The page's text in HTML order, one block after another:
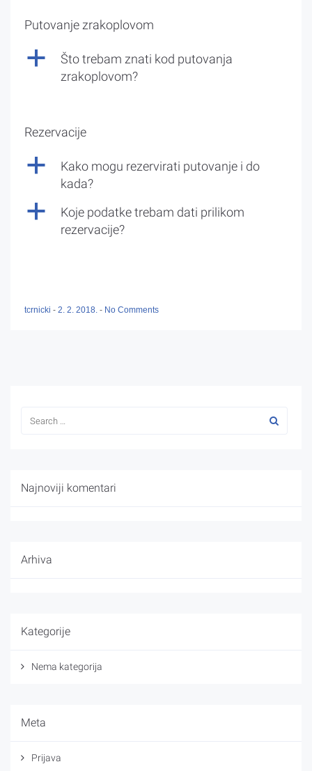
Putovanje zrakoplovom
a
Što trebam znati kod putovanja
zrakoplovom?
Rezervacije
a
Kako mogu rezervirati putovanje i do
kada?
a
Koje podatke trebam dati prilikom
rezervacije?
tcrnicki - 2. 2. 2018. - No Comments
Najnoviji komentari
Arhiva
Kategorije
Nema kategorija
Meta
Prijava